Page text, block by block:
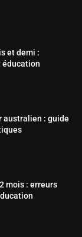
et demi :
éducation
australien : guide
mois : erreurs